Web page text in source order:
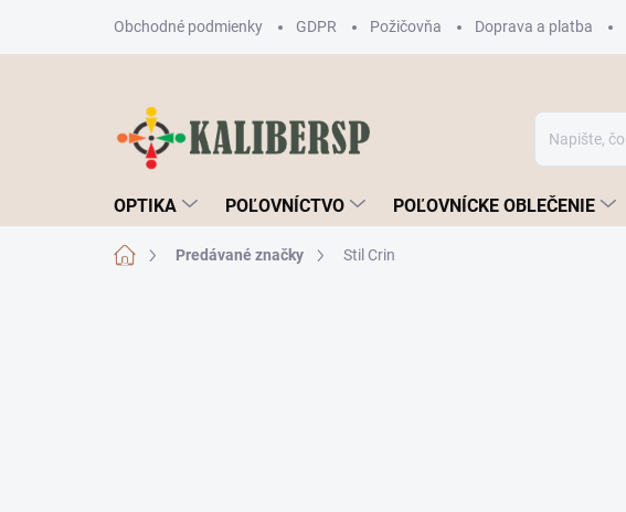
obsah
Obchodné podmienky GDPR Požičovňa Doprava a platba
OPTIKA POĽOVNÍCTVO POĽOVNÍCKE OBLEČENIE
DomovPredávané značky Stil Crin